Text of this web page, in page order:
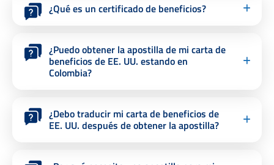
¿Qué es un certificado de beneficios?
¿Puedo obtener la apostilla de mi carta de
beneficios de EE. UU. estando en
Colombia?
¿Debo traducir mi carta de beneficios de
EE. UU. después de obtener la apostilla?